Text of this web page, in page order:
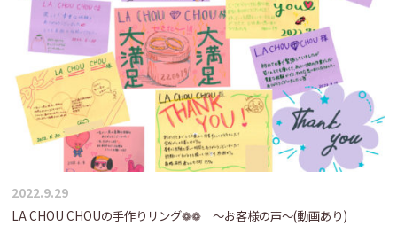
2022.9.29
LA CHOU CHOUの手作りリング❁❁ ～お客様の声～(動画あり)